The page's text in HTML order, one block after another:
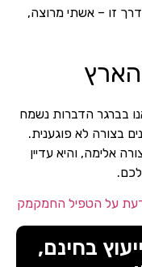
זו – אשתי מרוצה,
הארץ
בברגר הדברות נשמח
בצורה לא פוגענית.
אלימה, והיא עדיין
לדעת על הטפיל החמקמק
בחינם,